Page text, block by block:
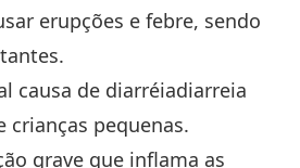
erupções e febre, sendo
causa de diarréiadiarreia
crianças pequenas.
grave que inflama as